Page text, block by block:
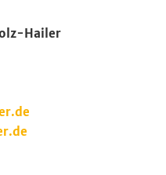
Hailer